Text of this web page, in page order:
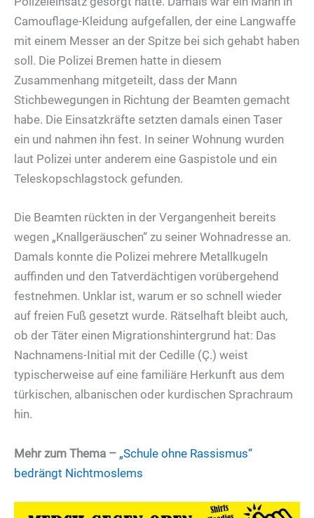
Camouflage-Kleidung aufgefallen, der eine Langwaffe
mit einem Messer an der Spitze bei sich gehabt haben
soll. Die Polizei Bremen hatte in diesem
Zusammenhang mitgeteilt, dass der Mann
Stichbewegungen in Richtung der Beamten gemacht
habe. Die Einsatzkräfte setzten damals einen Taser
ein und nahmen ihn fest. In seiner Wohnung wurden
laut Polizei unter anderem eine Gaspistole und ein
Teleskopschlagstock gefunden.
Die Beamten rückten in der Vergangenheit bereits
wegen „Knallgeräuschen“ zu seiner Wohnadresse an.
Damals konnte die Polizei mehrere Metallkugeln
auffinden und den Tatverdächtigen vorübergehend
festnehmen. Unklar ist, warum er so schnell wieder
auf freien Fuß gesetzt wurde. Rätselhaft bleibt auch,
ob der Täter einen Migrationshintergrund hat: Das
Nachnamens-Initial mit der Cedille (Ç.) weist
typischerweise auf eine familiäre Herkunft aus dem
türkischen, albanischen oder kurdischen Sprachraum
hin.
Mehr zum Thema – „Schule ohne Rassismus“
bedrängt Nichtmoslems